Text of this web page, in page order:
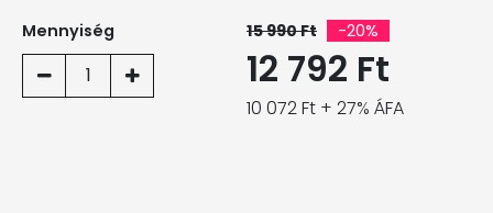
Mennyiség
1
15 990 Ft -20%
12 792 Ft
10 072 Ft + 27% ÁFA